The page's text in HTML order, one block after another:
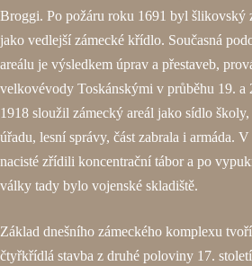
Broggi. Po požáru roku 1691 byl šlikovský
jako vedlejší zámecké křídlo. Současná
areálu je výsledkem úprav a přestaveb,
velkovévody Toskánskými v průběhu 19. a
1918 sloužil zámecký areál jako sídlo
úřadu, lesní správy, část zabrala i armáda.
nacisté zřídili koncentrační tábor a po
války tady bylo vojenské skladiště.
Základ dnešního zámeckého komplexu
čtyřkřídlá stavba z druhé poloviny 17.